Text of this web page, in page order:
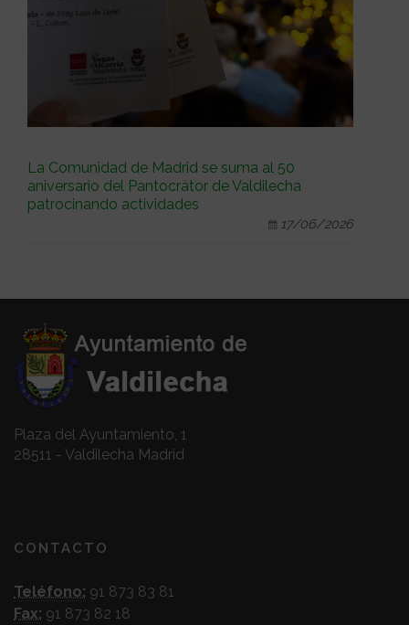
La Comunidad de Madrid se suma al 50
aniversario del Pantocrátor de Valdilecha
patrocinando actividades
17/06/2026
Plaza del Ayuntamiento, 1
28511 - Valdilecha Madrid
CONTACTO
Teléfono: 91 873 83 81
Fax: 91 873 82 18